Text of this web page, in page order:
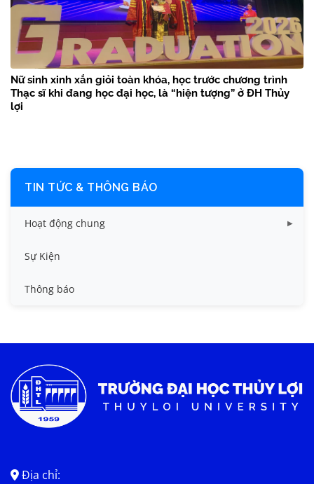
Nữ sinh xinh xắn giỏi toàn khóa, học trước chương trình
Thạc sĩ khi đang học đại học, là “hiện tượng” ở ĐH Thủy
lợi
TIN TỨC & THÔNG BÁO
Hoạt động chung
Tin công tác sinh viên
Tin đào tạo
Tin tức chung
Sự Kiện
Thông báo
Địa chỉ: